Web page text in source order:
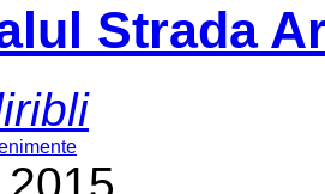
Strada